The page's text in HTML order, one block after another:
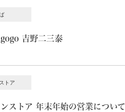
吉野二三泰
トア
ストア 年末年始の営業について